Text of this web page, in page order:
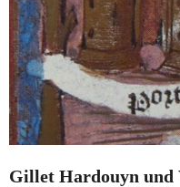
Gillet Hardouyn